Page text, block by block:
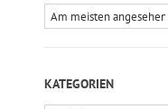
KATEGORIEN